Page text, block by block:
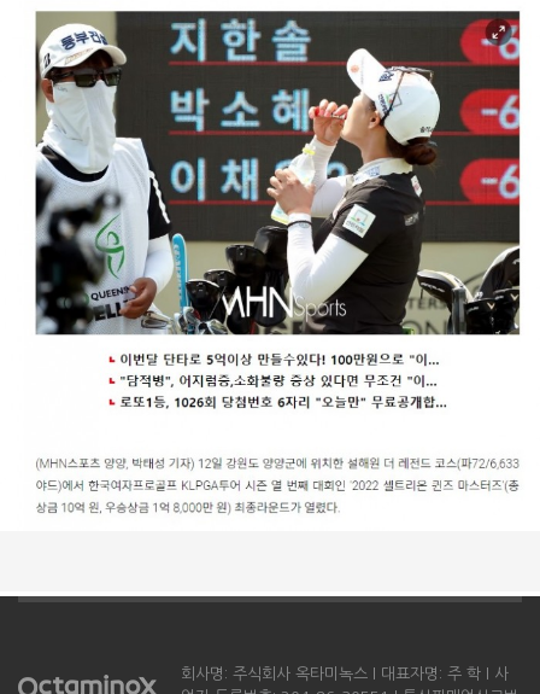
회사명: 주식회사 옥타미녹스 l 대표자명: 주 학 l 사